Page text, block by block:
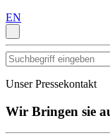
EN
Unser Pressekontakt
Wir Bringen sie